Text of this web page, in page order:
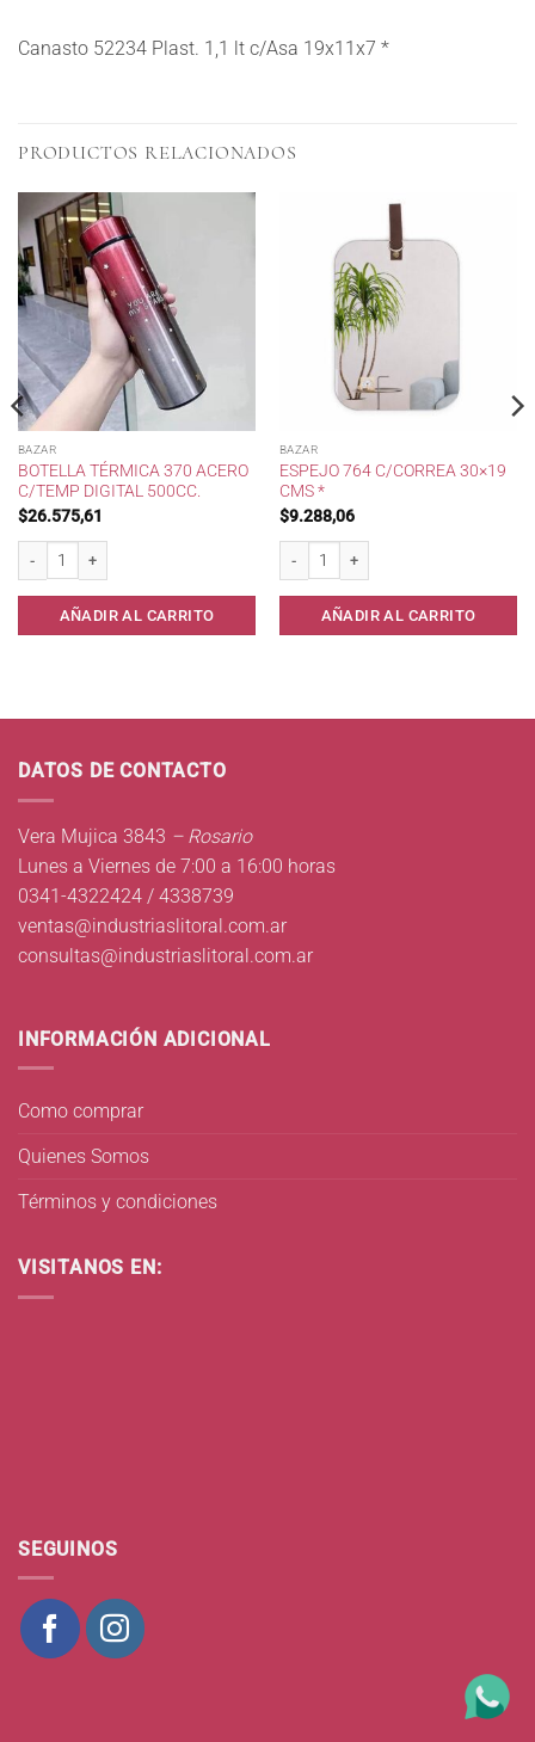
Canasto 52234 Plast. 1,1 lt c/Asa 19x11x7 *
PRODUCTOS RELACIONADOS
BAZAR
BOTELLA TÉRMICA 370 ACERO
C/TEMP DIGITAL 500CC.
$26.575,61
AÑADIR AL CARRITO
BAZAR
ESPEJO 764 C/CORREA 30×19
CMS *
$9.288,06
AÑADIR AL CARRITO
DATOS DE CONTACTO
Vera Mujica 3843 – Rosario
Lunes a Viernes de 7:00 a 16:00 horas
0341-4322424 / 4338739
ventas@industriaslitoral.com.ar
consultas@industriaslitoral.com.ar
INFORMACIÓN ADICIONAL
Como comprar
Quienes Somos
Términos y condiciones
VISITANOS EN:
SEGUINOS